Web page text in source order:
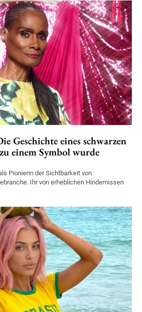
Geschichte eines schwarzen
einem Symbol wurde
Pionierin der Sichtbarkeit von
Ihr von erheblichen Hindernissen